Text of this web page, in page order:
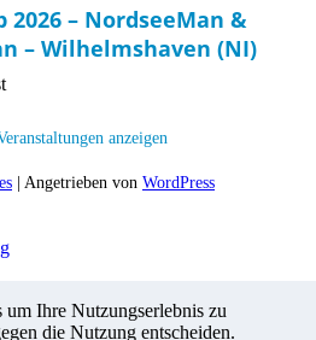
2026 – NordseeMan &
– Wilhelmshaven (NI)
anzeigen
| Angetrieben von WordPress
Ihre Nutzungserlebnis zu
die Nutzung entscheiden.